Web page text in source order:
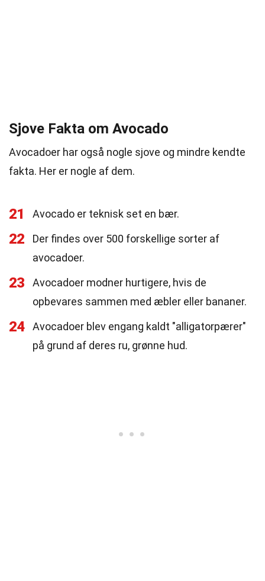
Sjove Fakta om Avocado
Avocadoer har også nogle sjove og mindre kendte
fakta. Her er nogle af dem.
21 Avocado er teknisk set en bær.
22
Der findes over 500 forskellige sorter af
avocadoer.
23
Avocadoer modner hurtigere, hvis de
opbevares sammen med æbler eller bananer.
24
Avocadoer blev engang kaldt "alligatorpærer"
på grund af deres ru, grønne hud.